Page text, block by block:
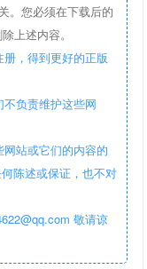
。您必须在下载后的
上述内容。
，得到更好的正版
负责维护这些网
站或它们的内容的
陈述或保证，也不对
敬请谅